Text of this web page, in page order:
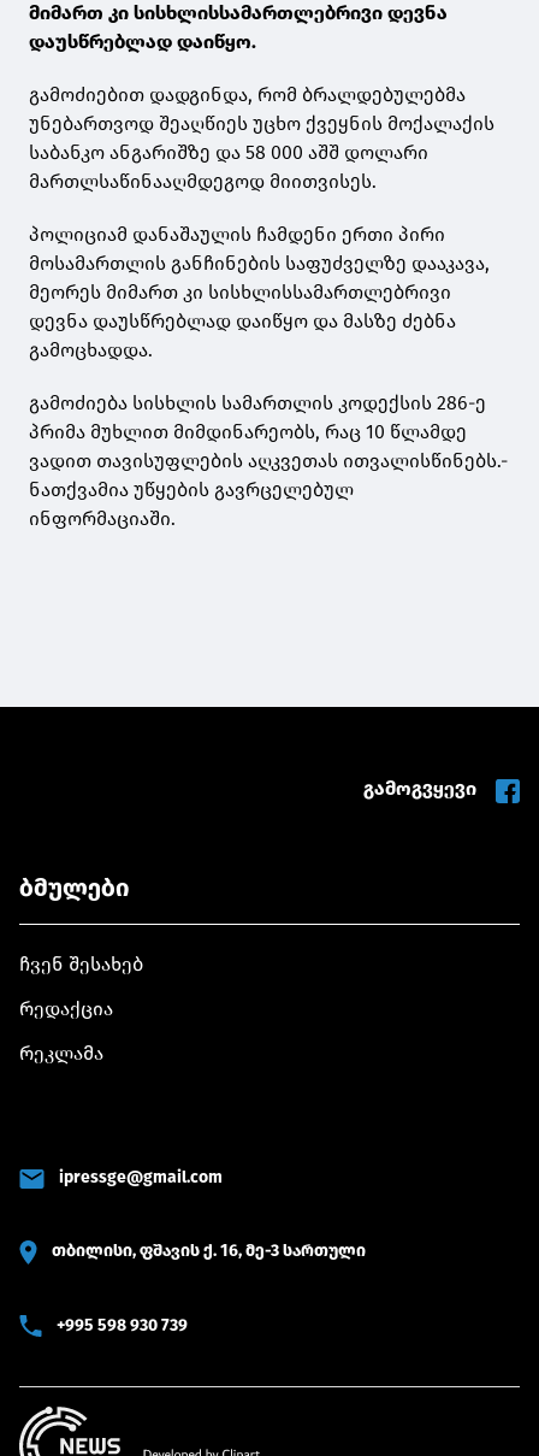
მიმართ კი სისხლისსამართლებრივი დევნა
დაუსწრებლად დაიწყო.
გამოძიებით დადგინდა, რომ ბრალდებულებმა
უნებართვოდ შეაღწიეს უცხო ქვეყნის მოქალაქის
საბანკო ანგარიშზე და 58 000 აშშ დოლარი
მართლსაწინააღმდეგოდ მიითვისეს.
პოლიციამ დანაშაულის ჩამდენი ერთი პირი
მოსამართლის განჩინების საფუძველზე დააკავა,
მეორეს მიმართ კი სისხლისსამართლებრივი
დევნა დაუსწრებლად დაიწყო და მასზე ძებნა
გამოცხადდა.
გამოძიება სისხლის სამართლის კოდექსის 286-ე
პრიმა მუხლით მიმდინარეობს, რაც 10 წლამდე
ვადით თავისუფლების აღკვეთას ითვალისწინებს.-
ნათქვამია უწყების გავრცელებულ
ინფორმაციაში.
გამოგვყევი
ბმულები
ჩვენ შესახებ
რედაქცია
რეკლამა
ipressge@gmail.com
თბილისი, ფშავის ქ. 16, მე-3 სართული
+995 598 930 739